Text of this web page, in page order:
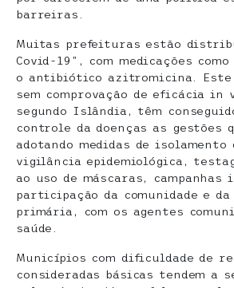
barreiras.
Muitas prefeituras estão
Covid-19”, com medicações
o antibiótico azitromicina. Este
sem comprovação de eficácia in
segundo Islândia, têm
controle da doenças as gestões
adotando medidas de isolamento
vigilância epidemiológica,
ao uso de máscaras, campanhas
participação da comunidade e da
primária, com os agentes
saúde.
Municípios com dificuldade de
consideradas básicas tendem a